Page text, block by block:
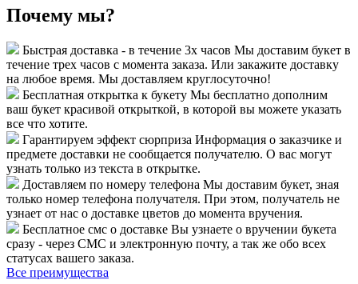
Почему мы?
Быстрая доставка - в течение 3х часов Мы доставим букет в
течение трех часов с момента заказа. Или закажите доставку
на любое время. Мы доставляем круглосуточно!
Бесплатная открытка к букету Мы бесплатно дополним
ваш букет красивой открыткой, в которой вы можете указать
все что хотите.
Гарантируем эффект сюрприза Информация о заказчике и
предмете доставки не сообщается получателю. О вас могут
узнать только из текста в открытке.
Доставляем по номеру телефона Мы доставим букет, зная
только номер телефона получателя. При этом, получатель не
узнает от нас о доставке цветов до момента вручения.
Бесплатное смс о доставке Вы узнаете о вручении букета
сразу - через СМС и электронную почту, а так же обо всех
статусах вашего заказа.
Все преимущества